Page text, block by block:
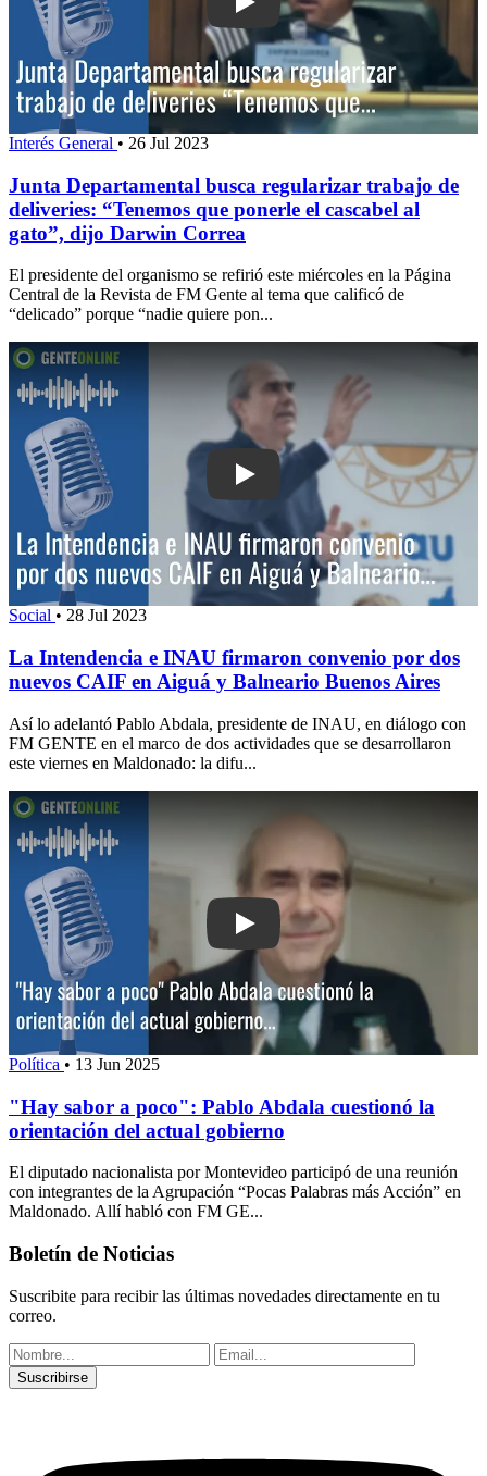
Play: Junta Departamental busca
Interés General • 26 Jul 2023
Junta Departamental busca regularizar trabajo de
deliveries: “Tenemos que ponerle el cascabel al
gato”, dijo Darwin Correa
El presidente del organismo se refirió este miércoles en la Página
Central de la Revista de FM Gente al tema que calificó de
“delicado” porque “nadie quiere pon...
Play: La Intendencia e INAU firmaron
Social • 28 Jul 2023
La Intendencia e INAU firmaron convenio por dos
nuevos CAIF en Aiguá y Balneario Buenos Aires
Así lo adelantó Pablo Abdala, presidente de INAU, en diálogo con
FM GENTE en el marco de dos actividades que se desarrollaron
este viernes en Maldonado: la difu...
Play: "Hay sabor a poco": Pablo
Política • 13 Jun 2025
"Hay sabor a poco": Pablo Abdala cuestionó la
orientación del actual gobierno
El diputado nacionalista por Montevideo participó de una reunión
con integrantes de la Agrupación “Pocas Palabras más Acción” en
Maldonado. Allí habló con FM GE...
Boletín de Noticias
Suscribite para recibir las últimas novedades directamente en tu
correo.
Suscribirse